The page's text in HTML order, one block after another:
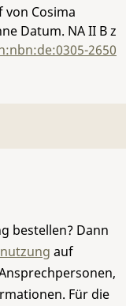
von Cosima
Datum. NA II B z
2650
bestellen? Dann
auf
Für die